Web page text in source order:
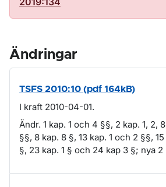
Ändringar
TSFS 2010:10 (pdf 164kB)
I kraft 2010-04-01.
Ändr. 1 kap. 1 och 4 §§, 2 kap. 1, 2,
§§, 8 kap. 8 §, 13 kap. 1 och 2 §§, 15
§, 23 kap. 1 § och 24 kap 3 §; nya 2